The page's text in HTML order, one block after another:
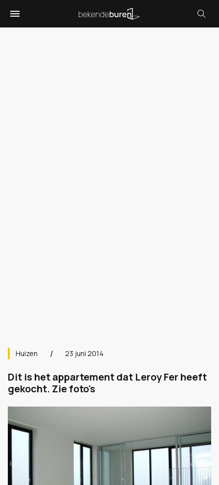
Huizen 23 juni 2014
Dit is het appartement dat Leroy Fer heeft
gekocht. Zie foto's